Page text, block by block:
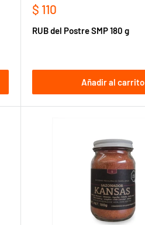
Precio
venta
$ 110
RUB del Postre SMP 180 g
Añadir al carrito